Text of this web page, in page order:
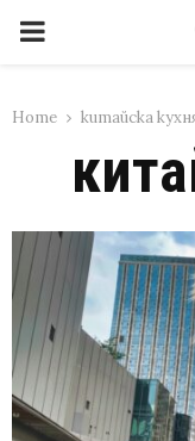
PRIMARY
Home китайска